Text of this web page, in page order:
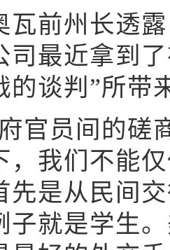
前州长透露
司最近拿到
的谈判”所带
员间的磋
，我们不能
先是从民间
子就是学生